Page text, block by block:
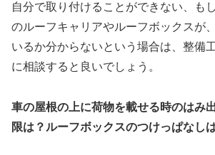
自分で取り付けることができない、も
のルーフキャリアやルーフボックスが
いるか分からないという場合は、整備
に相談すると良いでしょう。
車の屋根の上に荷物を載せる時のはみ
限は？ルーフボックスのつけっぱなし